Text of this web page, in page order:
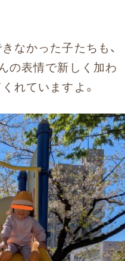
なかった子たちも、
の表情で新しく加わ
れていますよ。